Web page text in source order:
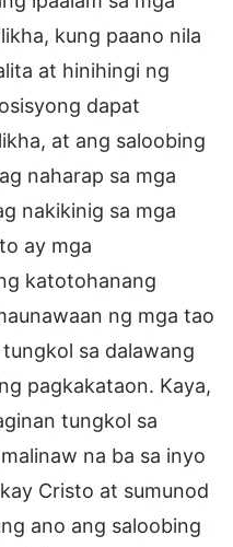
kung paano nila
at hinihingi ng
dapat
at ang saloobing
naharap sa mga
nakikinig sa mga
ay mga
katotohanang
ng mga tao
sa dalawang
pagkakataon. Kaya,
tungkol sa
na ba sa inyo
Cristo at sumunod
ano ang saloobing